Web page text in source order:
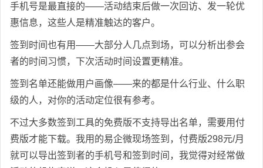
手机号是最直接的——活动结束后做一次回访、发一轮优
惠信息，这些人是精准触达的客户。
签到时间也有用——大部分人几点到场，可以分析出参会
者的时间习惯，下次活动时间设置更精准。
签到名单还能做用户画像——来的都是什么行业、什么职
级的人，对你的活动定位很有参考。
不过大多数签到工具的免费版不支持导出名单，需要用付
费版才能下载。我用的易企微现场签到，付费版298元/月
就可以导出签到者的手机号和签到时间，我觉得对经常做